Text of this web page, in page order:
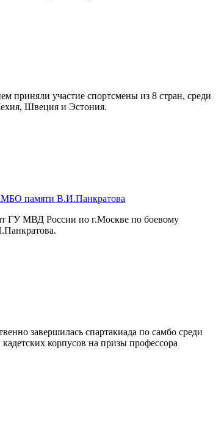
участие спортсмены из 8 стран, среди
Швеция и Эстония.
памяти В.И.Панкратова
ГУ МВД России по г.Москве по боевому
завершилась спартакиада по самбо среди
корпусов на призы профессора